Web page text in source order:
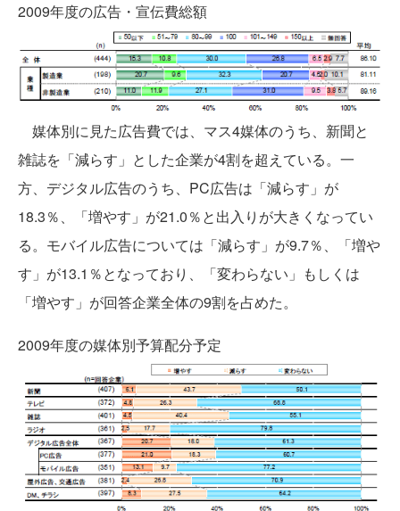
2009年度の広告・宣伝費総額
媒体別に見た広告費では、マス4媒体のうち、新聞と
雑誌を「減らす」とした企業が4割を超えている。一
方、デジタル広告のうち、PC広告は「減らす」が
18.3％、「増やす」が21.0％と出入りが大きくなってい
る。モバイル広告については「減らす」が9.7％、「増や
す」が13.1％となっており、「変わらない」もしくは
「増やす」が回答企業全体の9割を占めた。
2009年度の媒体別予算配分予定